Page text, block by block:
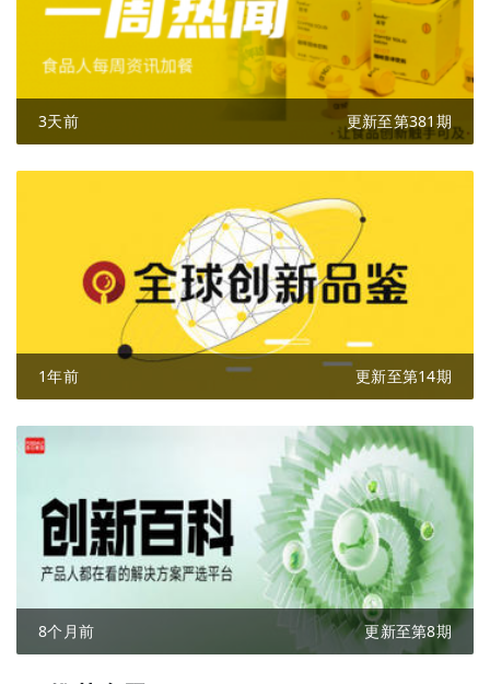
3天前 更新至第381期
1年前 更新至第14期
8个月前 更新至第8期